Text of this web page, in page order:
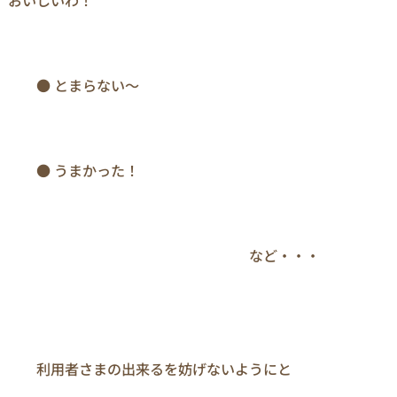
● とまらない～
● うまかった！
など・・・
利用者さまの出来るを妨げないようにと